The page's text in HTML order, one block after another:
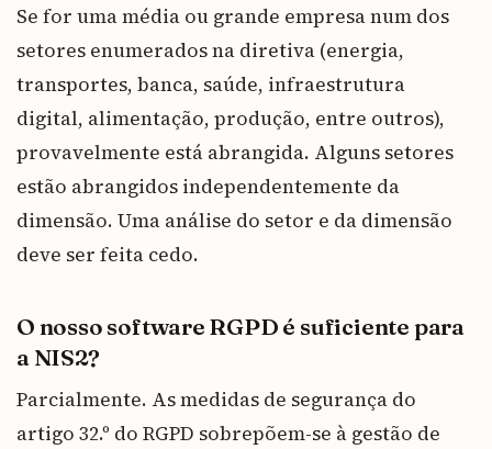
Se for uma média ou grande empresa num dos
setores enumerados na diretiva (energia,
transportes, banca, saúde, infraestrutura
digital, alimentação, produção, entre outros),
provavelmente está abrangida. Alguns setores
estão abrangidos independentemente da
dimensão. Uma análise do setor e da dimensão
deve ser feita cedo.
O nosso software RGPD é suficiente para
a NIS2?
Parcialmente. As medidas de segurança do
artigo 32.º do RGPD sobrepõem-se à gestão de